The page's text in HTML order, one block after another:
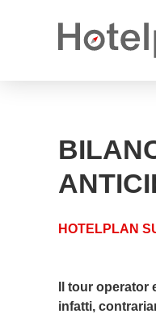
HOTELPLAN
Il tour
infatti,